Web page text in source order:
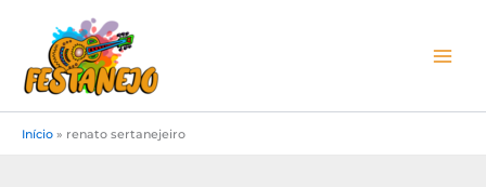
conteúdo
Início » renato sertanejeiro